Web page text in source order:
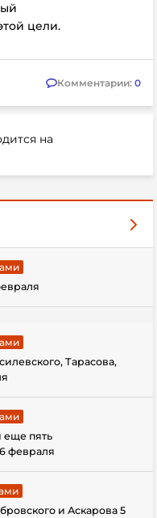
цели.
Комментарии: 0
на
Тарасова,
еще пять
февраля
и Аскарова 5